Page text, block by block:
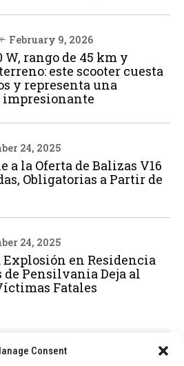
Consent
February 9, 2026
W, rango de 45 km y
este scooter cuesta
y representa una
24, 2025
a la Oferta de Balizas V16
Obligatorias a Partir de
24, 2025
Explosión en Residencia
de Pensilvania Deja al
Fatales